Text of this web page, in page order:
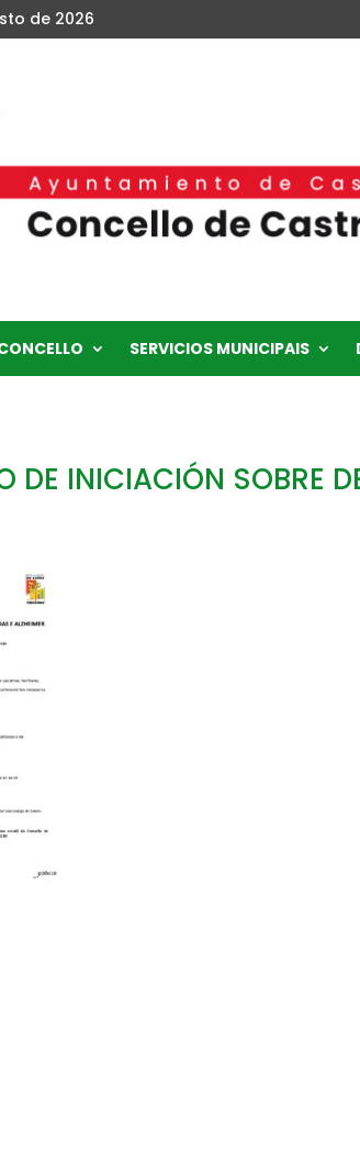
de 2026
SERVICIOS MUNICIPAIS
DE INICIACIÓN SOBRE